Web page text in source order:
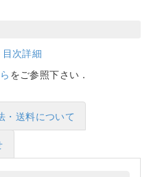
目次詳細
をご参照下さい．
・送料について